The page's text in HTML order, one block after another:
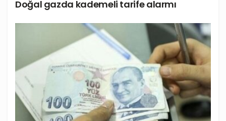
Doğal gazda kademeli tarife alarmı